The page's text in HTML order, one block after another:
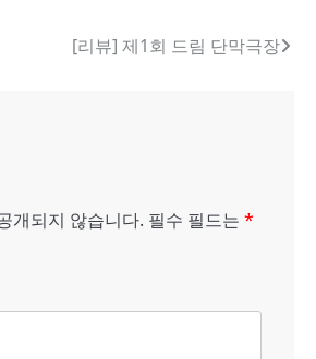
[리뷰] 제1회 드림 단막극장
개되지 않습니다. 필수 필드는 *